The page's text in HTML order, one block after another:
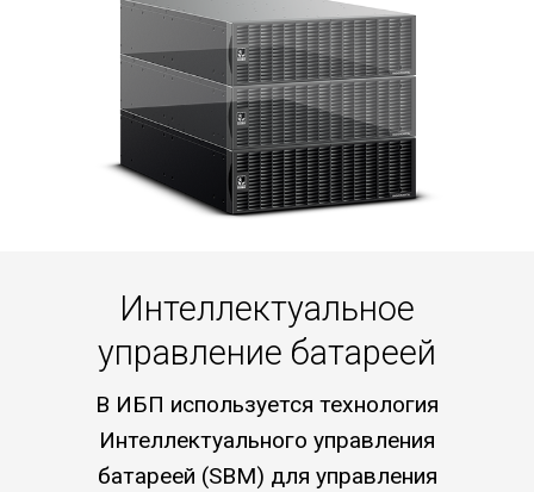
Интеллектуальное
управление батареей
В ИБП используется технология
Интеллектуального управления
батареей (SBM) для управления